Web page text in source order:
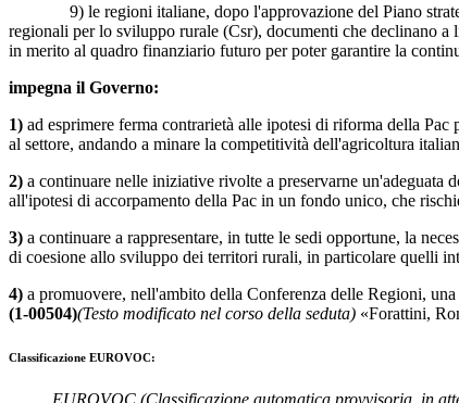
9) le regioni italiane, dopo l'approvazione del Piano
regionali per lo sviluppo rurale (Csr), documenti che declinano
in merito al quadro finanziario futuro per poter garantire la
impegna il Governo:
1) ad esprimere ferma contrarietà alle ipotesi di riforma della
al settore, andando a minare la competitività dell'agricoltura
2) a continuare nelle iniziative rivolte a preservarne
all'ipotesi di accorpamento della Pac in un fondo unico, che
3) a continuare a rappresentare, in tutte le sedi opportune, la
di coesione allo sviluppo dei territori rurali, in particolare quelli
4) a promuovere, nell'ambito della Conferenza delle Regioni,
(1-00504)(Testo modificato nel corso della seduta) «Forattini,
Classificazione EUROVOC: